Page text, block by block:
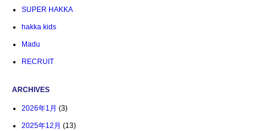
SUPER HAKKA
hakka kids
Madu
RECRUIT
ARCHIVES
2026年1月 (3)
2025年12月 (13)